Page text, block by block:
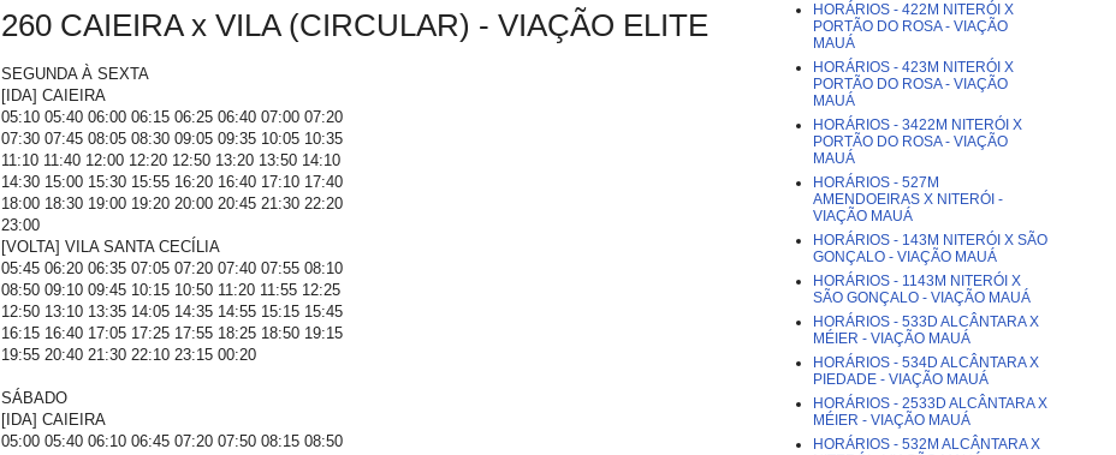
260 CAIEIRA x VILA (CIRCULAR) - VIAÇÃO ELITE
SEGUNDA À SEXTA
[IDA] CAIEIRA
05:10 05:40 06:00 06:15 06:25 06:40 07:00 07:20
07:30 07:45 08:05 08:30 09:05 09:35 10:05 10:35
11:10 11:40 12:00 12:20 12:50 13:20 13:50 14:10
14:30 15:00 15:30 15:55 16:20 16:40 17:10 17:40
18:00 18:30 19:00 19:20 20:00 20:45 21:30 22:20
23:00
[VOLTA] VILA SANTA CECÍLIA
05:45 06:20 06:35 07:05 07:20 07:40 07:55 08:10
08:50 09:10 09:45 10:15 10:50 11:20 11:55 12:25
12:50 13:10 13:35 14:05 14:35 14:55 15:15 15:45
16:15 16:40 17:05 17:25 17:55 18:25 18:50 19:15
19:55 20:40 21:30 22:10 23:15 00:20
SÁBADO
[IDA] CAIEIRA
05:00 05:40 06:10 06:45 07:20 07:50 08:15 08:50
HORÁRIOS - 422M NITERÓI X
PORTÃO DO ROSA - VIAÇÃO
MAUÁ
HORÁRIOS - 423M NITERÓI X
PORTÃO DO ROSA - VIAÇÃO
MAUÁ
HORÁRIOS - 3422M NITERÓI X
PORTÃO DO ROSA - VIAÇÃO
MAUÁ
HORÁRIOS - 527M
AMENDOEIRAS X NITERÓI -
VIAÇÃO MAUÁ
HORÁRIOS - 143M NITERÓI X SÃO
GONÇALO - VIAÇÃO MAUÁ
HORÁRIOS - 1143M NITERÓI X
SÃO GONÇALO - VIAÇÃO MAUÁ
HORÁRIOS - 533D ALCÂNTARA X
MÉIER - VIAÇÃO MAUÁ
HORÁRIOS - 534D ALCÂNTARA X
PIEDADE - VIAÇÃO MAUÁ
HORÁRIOS - 2533D ALCÂNTARA X
MÉIER - VIAÇÃO MAUÁ
HORÁRIOS - 532M ALCÂNTARA X